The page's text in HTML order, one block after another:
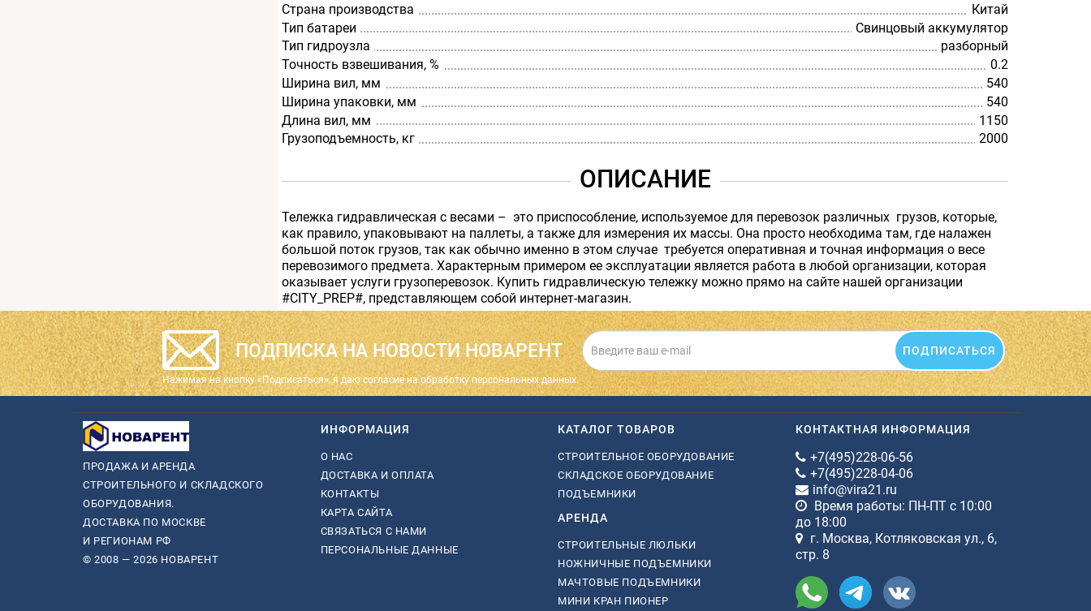
Страна производства
Китай
Тип батареи
Свинцовый аккумулятор
Тип гидроузла
разборный
Точность взвешивания, %
0.2
Ширина вил, мм
540
Ширина упаковки, мм
540
Длина вил, мм
1150
Грузоподъемность, кг
2000
ОПИСАНИЕ
Тележка гидравлическая с весами – это приспособление, используемое для перевозок различных грузов, которые,
как правило, упаковывают на паллеты, а также для измерения их массы. Она просто необходима там, где налажен
большой поток грузов, так как обычно именно в этом случае требуется оперативная и точная информация о весе
перевозимого предмета. Характерным примером ее эксплуатации является работа в любой организации, которая
оказывает услуги грузоперевозок. Купить гидравлическую тележку можно прямо на сайте нашей организации
#CITY_PREP#, представляющем собой интернет-магазин.
ПОДПИСКА НА НОВОСТИ НОВАРЕНТ ПОДПИСАТЬСЯ
Нажимая на кнопку «Подписаться», я даю cогласие на обработку персональных данных.
ПРОДАЖА И АРЕНДА
СТРОИТЕЛЬНОГО И СКЛАДСКОГО
ОБОРУДОВАНИЯ.
ДОСТАВКА ПО МОСКВЕ
И РЕГИОНАМ РФ
© 2008 — 2026 НОВАРЕНТ
ИНФОРМАЦИЯ
О НАС
ДОСТАВКА И ОПЛАТА
КОНТАКТЫ
КАРТА САЙТА
СВЯЗАТЬСЯ С НАМИ
ПЕРСОНАЛЬНЫЕ ДАННЫЕ
КАТАЛОГ ТОВАРОВ
СТРОИТЕЛЬНОЕ ОБОРУДОВАНИЕ
СКЛАДСКОЕ ОБОРУДОВАНИЕ
ПОДЪЕМНИКИ
АРЕНДА
СТРОИТЕЛЬНЫЕ ЛЮЛЬКИ
НОЖНИЧНЫЕ ПОДЪЕМНИКИ
МАЧТОВЫЕ ПОДЪЕМНИКИ
МИНИ КРАН ПИОНЕР
КОНТАКТНАЯ ИНФОРМАЦИЯ
+7(495)228-06-56
+7(495)228-04-06
info@vira21.ru
Время работы: ПН-ПТ с 10:00
до 18:00
г. Москва, Котляковская ул., 6,
стр. 8